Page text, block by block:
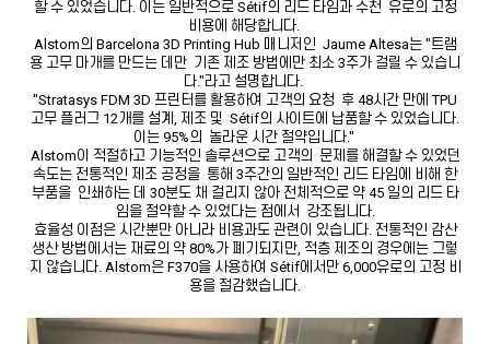
할 수 있었습니다. 이는 일반적으로 Sétif의 리드 타임과 수천 유로의 고정
비용에 해당합니다.
Alstom의 Barcelona 3D Printing Hub 매니저인 Jaume Altesa는 "트램
용 고무 마개를 만드는 데만 기존 제조 방법에만 최소 3주가 걸릴 수 있습니
다."라고 설명합니다.
"Stratasys FDM 3D 프린터를 활용하여 고객의 요청 후 48시간 만에 TPU
고무 플러그 12개를 설계, 제조 및 Sétif의 사이트에 납품할 수 있었습니다.
이는 95%의 놀라운 시간 절약입니다."
Alstom이 적절하고 기능적인 솔루션으로 고객의 문제를 해결할 수 있었던
속도는 전통적인 제조 공정을 통해 3주간의 일반적인 리드 타임에 비해 한
부품을 인쇄하는 데 30분도 채 걸리지 않아 전체적으로 약 45 일의 리드 타
임을 절약할 수 있었다는 점에서 강조됩니다.
효율성 이점은 시간뿐만 아니라 비용과도 관련이 있습니다. 전통적인 감산
생산 방법에서는 재료의 약 80%가 폐기되지만, 적층 제조의 경우에는 그렇
지 않습니다. Alstom은 F370을 사용하여 Sétif에서만 6,000유로의 고정 비
용을 절감했습니다.